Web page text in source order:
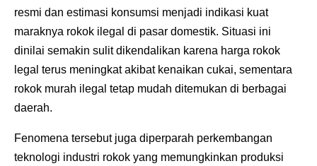
resmi dan estimasi konsumsi menjadi indikasi kuat
maraknya rokok ilegal di pasar domestik. Situasi ini
dinilai semakin sulit dikendalikan karena harga rokok
legal terus meningkat akibat kenaikan cukai, sementara
rokok murah ilegal tetap mudah ditemukan di berbagai
daerah.
Fenomena tersebut juga diperparah perkembangan
teknologi industri rokok yang memungkinkan produksi